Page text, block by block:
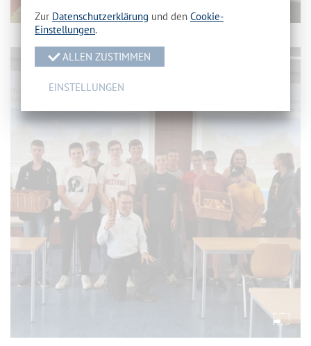
Zur Datenschutzerklärung und den Cookie-
Einstellungen.
ALLEN ZUSTIMMEN
EINSTELLUNGEN